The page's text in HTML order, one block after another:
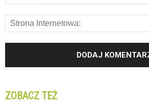
ZOBACZ TEŻ